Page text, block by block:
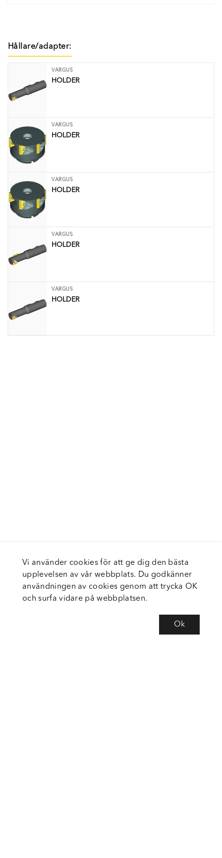
Hållare/adapter:
VARGUS
HOLDER
VARGUS
HOLDER
VARGUS
HOLDER
VARGUS
HOLDER
VARGUS
HOLDER
Vi använder cookies för att ge dig den bästa
upplevelsen av vår webbplats. Du godkänner
användningen av cookies genom att trycka OK
och surfa vidare på webbplatsen.
Ok